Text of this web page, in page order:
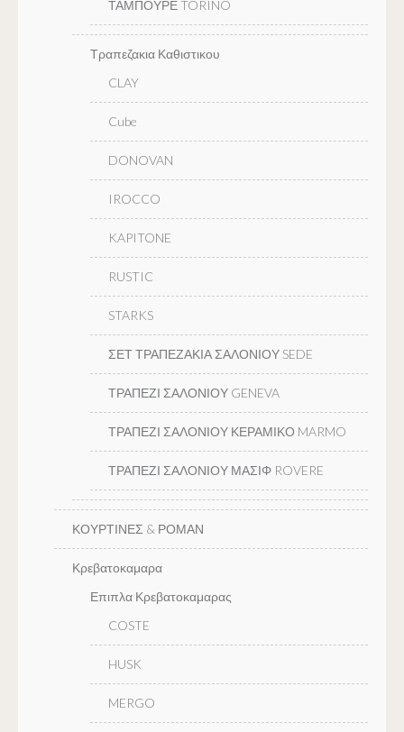
ΤΑΜΠΟΥΡΕ TORINO
Τραπεζακια Καθιστικου
CLAY
Cube
DONOVAN
IROCCO
KAPITONE
RUSTIC
STARKS
ΣΕΤ ΤΡΑΠΕΖΑΚΙΑ ΣΑΛΟΝΙΟΥ SEDE
ΤΡΑΠΕΖΙ ΣΑΛΟΝΙΟΥ GENEVA
ΤΡΑΠΕΖΙ ΣΑΛΟΝΙΟΥ ΚΕΡΑΜΙΚΟ MARMO
ΤΡΑΠΕΖΙ ΣΑΛΟΝΙΟΥ ΜΑΣΙΦ ROVERE
ΚΟΥΡΤΙΝΕΣ & ΡΟΜΑΝ
Κρεβατοκαμαρα
Επιπλα Κρεβατοκαμαρας
COSTE
HUSK
MERGO